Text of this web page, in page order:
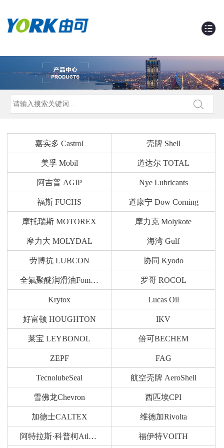
嘉实多 Castrol 壳牌 Shell
美孚 Mobil 道达尔 TOTAL
阿吉普 AGIP Nye Lubricants
福斯 FUCHS 道康宁 Dow Corning
摩托瑞斯 MOTOREX 摩力克 Molykote
摩力大 MOLYDAL 海湾 Gulf
劳博抗 LUBCON 协同 Kyodo
全氟聚醚润滑油Fomblin 罗哥 ROCOL
Krytox Lucas Oil
好富顿 HOUGHTON IKV
莱宝 LEYBONOL 倍可BECHEM
ZEPF FAG
TecnolubeSeal 航空壳牌 AeroShell
雪佛龙Chevron 西匹埃CPI
加德士CALTEX 维德加Rivolta
阿特拉斯·科普柯Atlas Copco 福伊特VOITH